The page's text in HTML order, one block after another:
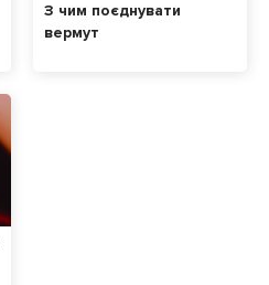
З чим поєднувати
вермут